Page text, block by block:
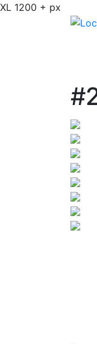
XL 1200 + px